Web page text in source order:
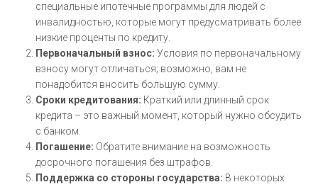
специальные ипотечные программы для людей с
инвалидностью, которые могут предусматривать более
низкие проценты по кредиту.
Первоначальный взнос: Условия по первоначальному
взносу могут отличаться; возможно, вам не
понадобится вносить большую сумму.
Сроки кредитования: Краткий или длинный срок
кредита – это важный момент, который нужно обсудить
с банком.
Погашение: Обратите внимание на возможность
досрочного погашения без штрафов.
Поддержка со стороны государства: В некоторых